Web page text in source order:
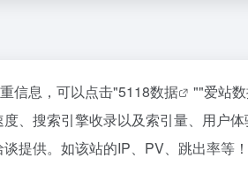
信息，可以点击"5118数据 ""爱站
、搜索引擎收录以及索引量、用户
提供。如该站的IP、PV、跳出率等！